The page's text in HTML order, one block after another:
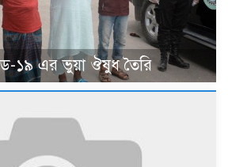
১৯ এর ভুয়া ঔষুধ তৈরি